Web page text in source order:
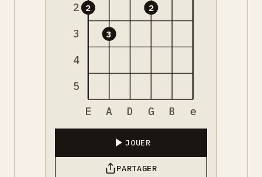
2
3
4
5
2
3
2
E A D G B e
JOUER
PARTAGER